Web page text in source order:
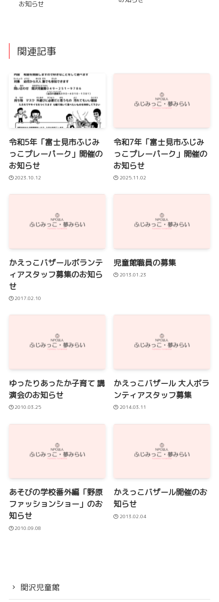
お知らせ
関連記事
令和5年「富士見市ふじみ
っこプレーパーク」開催の
お知らせ
2023.10.12
令和7年「富士見市ふじみ
っこプレーパーク」開催の
お知らせ
2025.11.02
かえっこバザールボランテ
ィアスタッフ募集のお知ら
せ
2017.02.10
児童館職員の募集
2013.01.23
ゆったりあったか子育て 講
演会のお知らせ
2010.03.25
かえっこバザール 大人ボラ
ンティアスタッフ募集
2014.03.11
あそびの学校番外編「野原
ファッションショー」のお
知らせ
2010.09.08
かえっこバザール開催のお
知らせ
2013.02.04
関沢児童館